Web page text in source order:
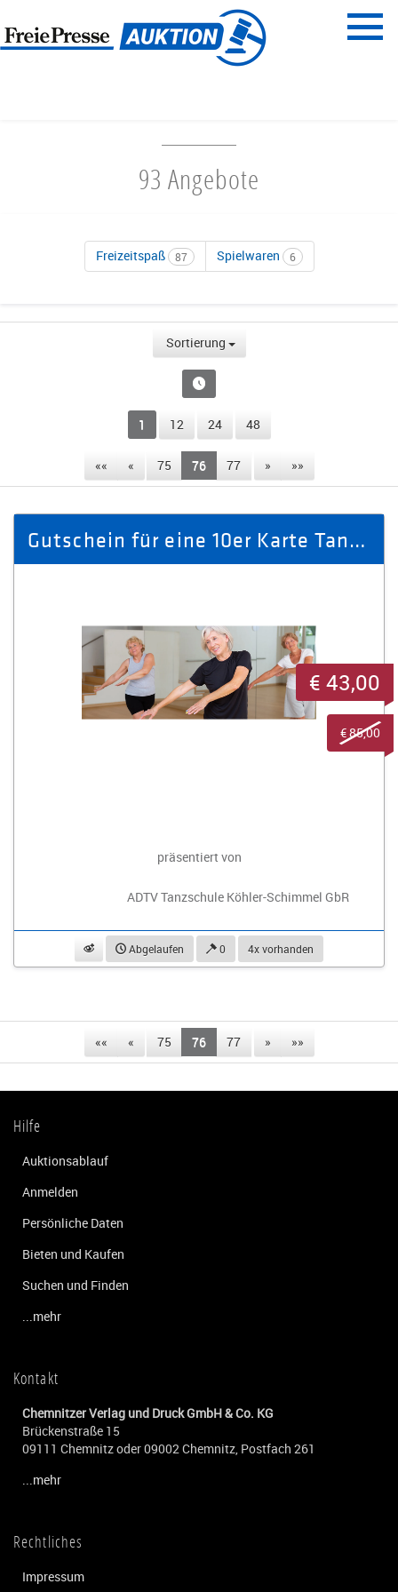
Menü
93 Angebote
Freizeitspaß 87 Spielwaren 6
Sortierung
1 12 24 48
«« « 75 76 77 » »»
Gutschein für eine 10er Karte Tanzfit für Senioren für 1 Person
präsentiert von
ADTV Tanzschule Köhler-Schimmel GbR
beobachtenAbgelaufen 0 4x vorhanden
€ 43,00
€ 85,00
«« « 75 76 77 » »»
Hilfe
Auktionsablauf
Anmelden
Persönliche Daten
Bieten und Kaufen
Suchen und Finden
...mehr
Kontakt
Chemnitzer Verlag und Druck GmbH & Co. KG
Brückenstraße 15
09111 Chemnitz oder 09002 Chemnitz, Postfach 261
...mehr
Rechtliches
Impressum